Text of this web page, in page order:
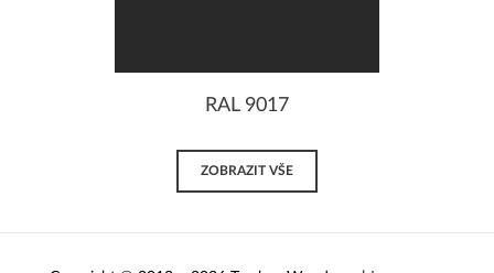
RAL 9017
ZOBRAZIT VŠE